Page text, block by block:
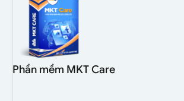
Phần mềm MKT Care